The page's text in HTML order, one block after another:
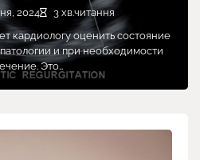
2024
3 хв.читання
кардиологу оценить состояние
и при необходимости
Это…